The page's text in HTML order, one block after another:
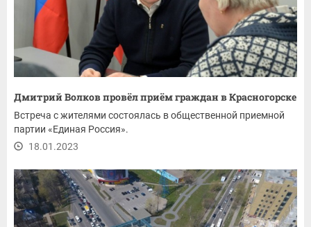
Дмитрий Волков провёл приём граждан в Красногорске
Встреча с жителями состоялась в общественной приемной
партии «Единая Россия».
18.01.2023